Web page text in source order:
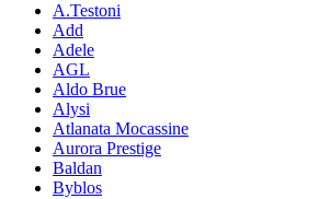
A.Testoni
Add
Adele
AGL
Aldo Brue
Alysi
Atlanata Mocassine
Aurora Prestige
Baldan
Byblos